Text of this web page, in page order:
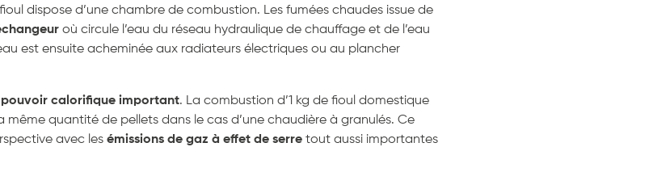
dispose d’une chambre de combustion. Les fumées chaudes issue de
où circule l’eau du réseau hydraulique de chauffage et de l’eau
est ensuite acheminée aux radiateurs électriques ou au plancher
pouvoir calorifique important. La combustion d’1 kg de fioul domestique
même quantité de pellets dans le cas d’une chaudière à granulés. Ce
avec les émissions de gaz à effet de serre tout aussi importantes